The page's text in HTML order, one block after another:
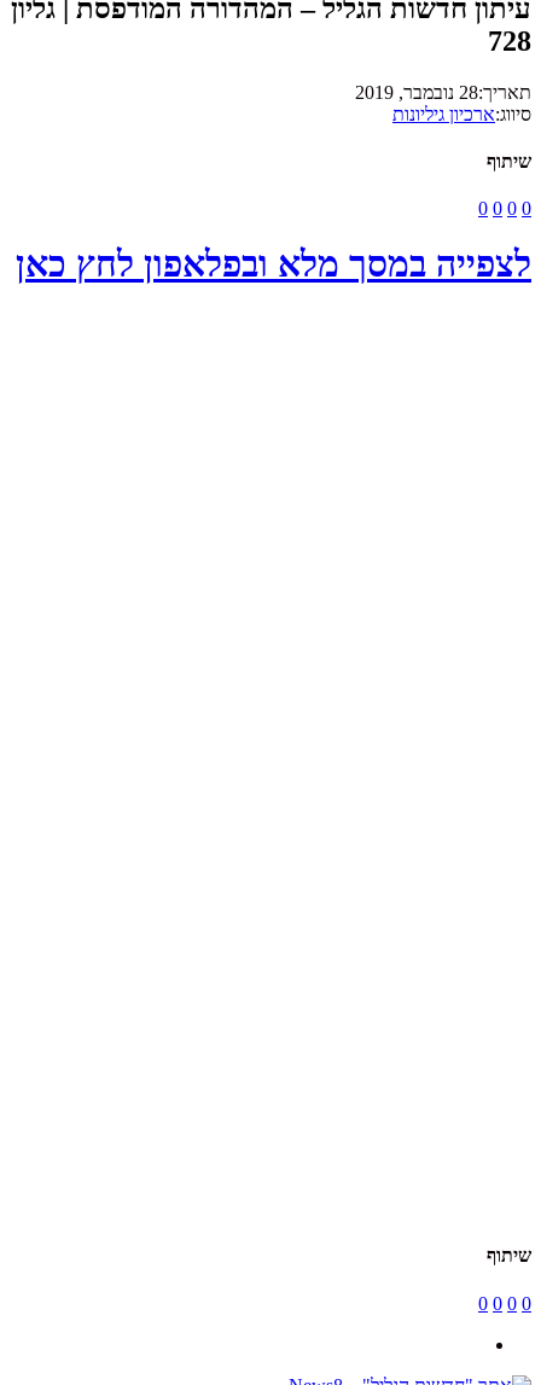
עיתון חדשות הגליל – המהדורה המודפסת | גליון
728
תאריך:28 נובמבר, 2019
סיווג:ארכיון גיליונות
שיתוף
0
0
0
0
לצפייה במסך מלא ובפלאפון לחץ כאן
שיתוף
0
0
0
0